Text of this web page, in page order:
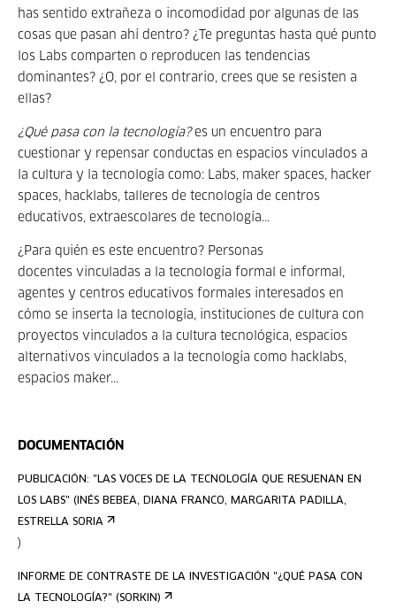
has sentido extrañeza o incomodidad por algunas de las
cosas que pasan ahí dentro? ¿Te preguntas hasta qué punto
los Labs comparten o reproducen las tendencias
dominantes? ¿O, por el contrario, crees que se resisten a
ellas?
¿Qué pasa con la tecnología?es un encuentro para
cuestionar y repensar conductas en espacios vinculados a
la cultura y la tecnología como: Labs, maker spaces, hacker
spaces, hacklabs, talleres de tecnología de centros
educativos, extraescolares de tecnología...
¿Para quién es este encuentro? Personas
docentes vinculadas a la tecnología formal e informal,
agentes y centros educativos formales interesados en
cómo se inserta la tecnología, instituciones de cultura con
proyectos vinculados a la cultura tecnológica, espacios
alternativos vinculados a la tecnología como hacklabs,
espacios maker...
DOCUMENTACIÓN
PUBLICACIÓN: "LAS VOCES DE LA TECNOLOGÍA QUE RESUENAN EN
LOS LABS" (INÉS BEBEA, DIANA FRANCO, MARGARITA PADILLA,
ESTRELLA SORIA
)
INFORME DE CONTRASTE DE LA INVESTIGACIÓN "¿QUÉ PASA CON
LA TECNOLOGÍA?" (SORKIN)